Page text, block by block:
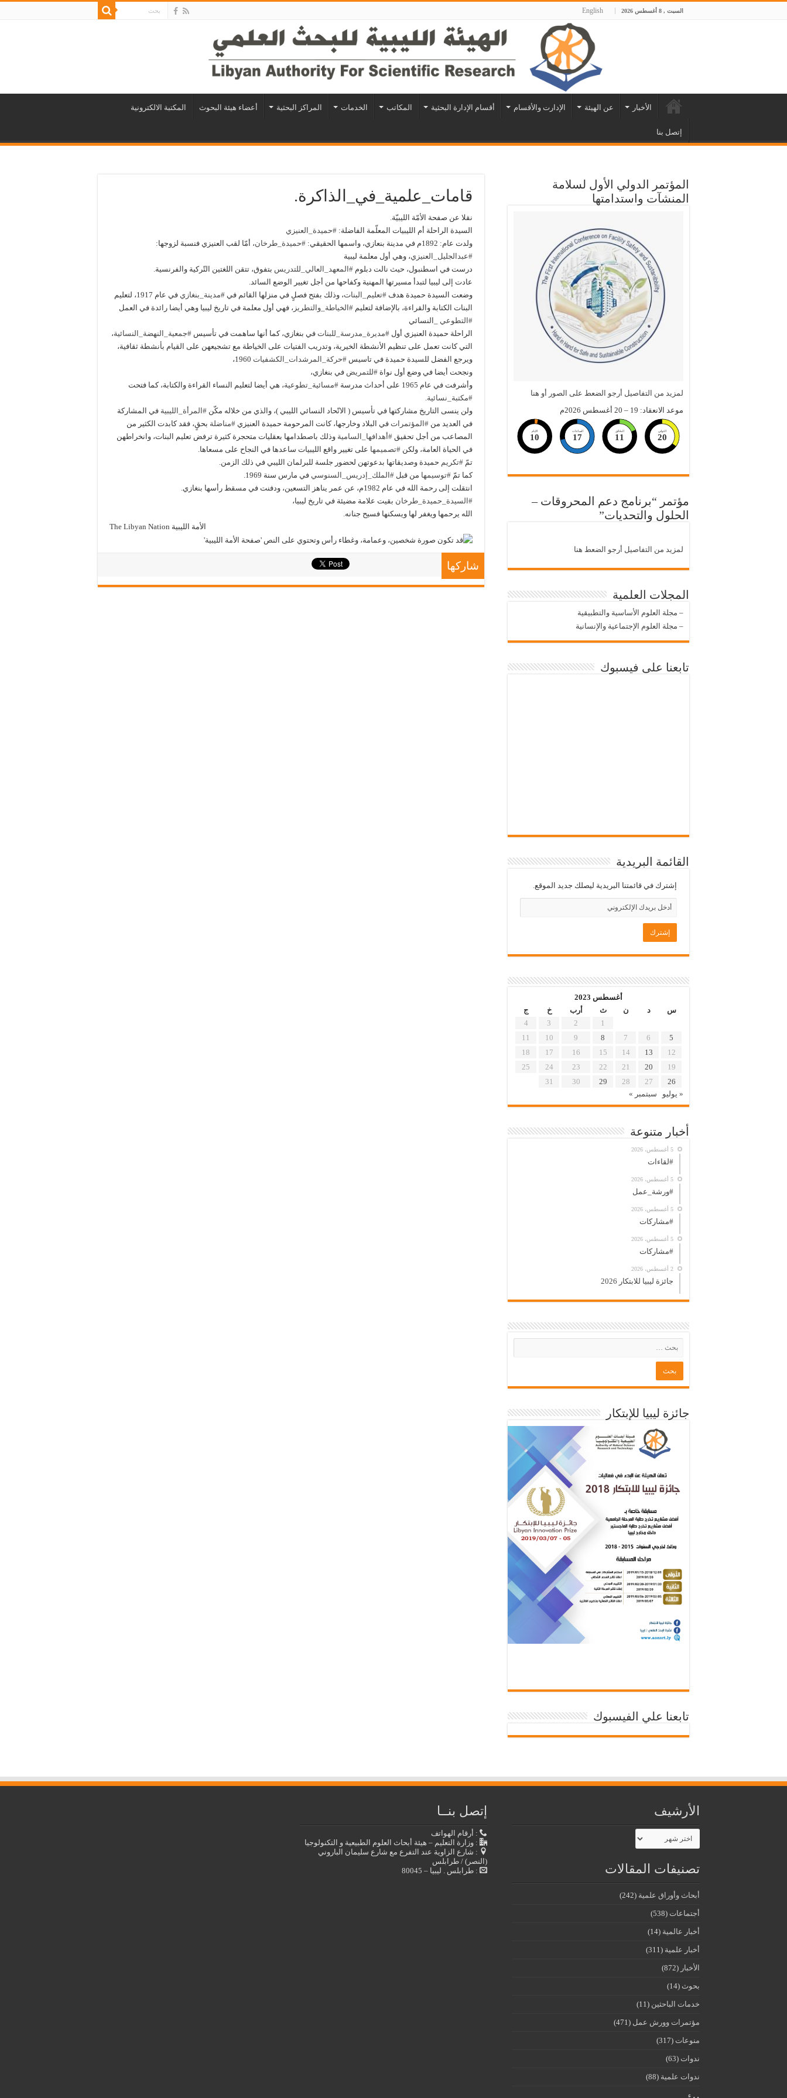
السبت , 8 أغسطس 2026 English
الأخبار عن الهيئة الإدارت والأقسام أقسام الإدارة البحثية المكاتب الخدمات المراكز البحثية أعضاء هيئة البحوث المكتبة الالكترونية
إتصل بنا
قامات_علمية_في_الذاكرة.
نقلا عن صفحة الأمّة الليبيّة.
السيدة الراحلة أم الليبيات المعلّمة الفاضلة: #حميدة_العنيزي
ولدت عام: 1892م في مدينة بنعازي، واسمها الحقيقي:
#حميدة_طرخان، أمّا لقب العنيزي فنسبة لزوجها:
#عبدالجليل_العنيزي، وهي أول معلمة ليبية
درست في اسطنبول، حيث نالت دبلوم #المعهد_العالي_للتدريس بتفوق، تتقن اللغتين التّركية والفرنسية.
عادت إلى ليبيا لتبدأ مسيرتها المهنية وكفاحها من أجل تغيير الوضع السائد.
وضعت السيدة حميدة هدف #تعليم_البنات، وذلك بفتح فصلٍ في منزلها القائم في #مدينة_بنغازي
في عام 1917، لتعليم
البنات الكتابة والقراءة، بالإضافة لتعليم #الخياطة_والتطريز ، فهي أول معلمة في تاريخ ليبيا وهي أيضا رائدة في العمل
#التطوعي _النسائي
الراحلة حميدة العنيزي أول #مديرة_مدرسة_للبنات في بنغازي، كما أنها ساهمت في تأسيس #جمعية_النهضة_النسائية،
التي كانت تعمل على تنظيم الأنشطة الخيرية، وتدريب الفتيات على الخياطة مع تشجيعهن على القيام بأنشطة ثقافية،
ويرجع الفضل للسيدة حميدة في تاسيس #حركة_المرشدات_الكشفيات
ونجحت أيضا في وضع أول نواة #للتمريض في بنغازي،
وأشرفت في عام 1965 على أحداث مدرسة
#مسائية_تطوعية، هي أيضا لتعليم النساء القراءة والكتابة، كما فتحت
#مكتبة_نسائية.
ولن ينسى التاريخ مشاركتها في تأسيس ( الاتّحاد النسائي الليبي )، والذي من خلاله مكّن #المرأة_الليبية في المشاركة
في العديد من #المؤتمرات في البلاد وخارجها، كانت المرحومة حميدة العنيزي #مناضلة بحقٍ، فقد كابدت الكثير من
المصاعب من أجل تحقيق #أهدافها_السامية وذلك باصطدامها بعقليات متحجرة كثيرة ترفض تعليم البنات، وانخراطهن
في الحياة العامة، ولكن #تصميمها على تغيير واقع الليبيات ساعدها في النجاح على مسعاها.
تمّ #تكريم حميدة وصديقاتها بدعوتهن لحضور جلسة للبرلمان الليبي في ذلك الزمن.
كما تمّ #توسيمها من قبل #الملك_إدريس_السنوسي في مارس سنة 1969.
انتقلت إلى رحمة الله في عام 1982م، عن عمر يناهز التسعين، ودفنت في مسقط رأسها بنغازي.
#السيدة_حميدة_طرخان بقيت علامة مضيئة في تاريخ ليبيا،
الله يرحمها ويغفر لها ويسكنها فسيح جنانه.
The Libyan Nation الأمة الليبية
شاركها
المؤتمر الدولي الأول لسلامة
المنشآت واستدامتها
لمزيد من التفاصيل أرجو الضعط على الصور أو هنا
موعد الانعقاد: 19 – 20 أغسطس 2026م
الايام
10
الساعات
17
الدقائق
11
الثواني
20
مؤتمر “برنامج دعم المحروقات –
الحلول والتحديات”
لمزيد من التفاصيل أرجو الضعط هنا
المجلات العلمية
– مجلة العلوم الأساسية والتطبيقية
– مجلة العلوم الإجتماعية والإنسانية
تابعنا على فيسبوك
القائمة البريدية
إشترك في قائمتنا البريدية ليصلك جديد الموقع.
أغسطس 2023
س
د ن ث أرب خ
ج
1
2
3
4
5
6
7
8
9
10
11
12
13
14
15
16
17
18
19
20
21
22
23
24
25
26
27
28
29
30
31
« يوليو
سبتمبر »
أخبار متنوعة
5 أغسطس، 2026
#لقاءات
5 أغسطس، 2026
#ورشة_عمل
5 أغسطس، 2026
#مشاركات
5 أغسطس، 2026
#مشاركات
2 أغسطس، 2026
جائزة ليبيا للابتكار 2026
جائزة ليبيا للإبتكار
تابعنا علي الفيسبوك
الأرشيف
الأرشيف
تصنيفات المقالات
أبحاث وأوراق علمية (242)
أجتماعات (538)
أخبار عالمية (14)
أخبار علمية (311)
الأخبار (872)
بحوث (14)
خدمات الباحثين (11)
مؤتمرات وورش عمل (471)
منوعات (317)
ندوات (63)
ندوات علمية (88)
إتصل بنــا
: أرقام الهواتف
: وزارة التعليم – هيئة أبحاث العلوم الطبيعية و التكنولوجيا
: شارع الزاوية عند التفرع مع شارع سليمان الباروني
(النصر) / طرابلس
: طرابلس . ليبيا – 80045